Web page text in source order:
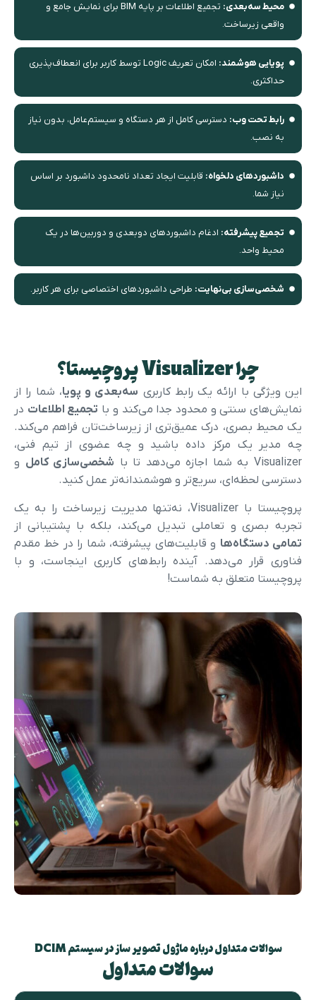
محیط سه‌بعدی:
تجمیع اطلاعات بر پایه BIM برای نمایش جامع و
واقعی زیرساخت.
پویایی هوشمند:
امکان تعریف Logic توسط کاربر برای انعطاف‌پذیری
حداکثری.
رابط تحت وب:دسترسی کامل از هر دستگاه و سیستم‌عامل، بدون نیاز
به نصب.
داشبوردهای دلخواه:قابلیت ایجاد تعداد نامحدود داشبورد بر اساس
نیاز شما.
تجمیع پیشرفته:ادغام داشبوردهای دوبعدی و دوربین‌ها در یک
محیط واحد.
شخصی‌سازی بی‌نهایت:طراحی داشبوردهای اختصاصی برای هر کاربر.
چرا Visualizer پروچیستا؟
این ویژگی با ارائه یک رابط کاربریسه‌بعدی و پویا، شما را از
نمایش‌های سنتی و محدود جدا می‌کند و با تجمیع اطلاعاتدر
یک محیط بصری، درک عمیق‌تری از زیرساخت‌تان فراهم می‌کند.
چه مدیر یک مرکز داده باشید و چه عضوی از تیم فنی،
Visualizer به شما اجازه می‌دهد تا با
شخصی‌سازی کاملو
دسترسی لحظه‌ای، سریع‌تر و هوشمندانه‌تر عمل کنید.
پروچیستا با Visualizer، نه‌تنها مدیریت زیرساخت را به یک
تجربه بصری و تعاملی تبدیل می‌کند، بلکه با پشتیبانی از
تمامی دستگاه‌هاو قابلیت‌های پیشرفته، شما را در خط مقدم
فناوری قرار می‌دهد. آینده رابط‌های کاربری اینجاست، و با
پروچیستا متعلق به شماست!
سوالات متداول درباره ماژول تصویر ساز در سیستم DCIM
سوالات متداول